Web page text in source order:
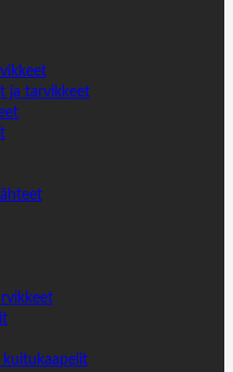
ja tarvikkeet
kuitukaapelit